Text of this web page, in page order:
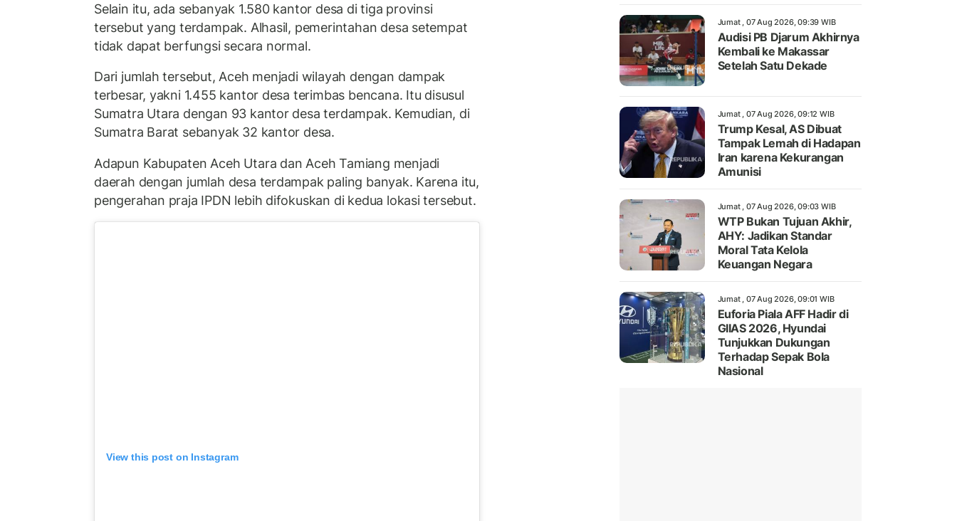
Selain itu, ada sebanyak 1.580 kantor desa di tiga provinsi
tersebut yang terdampak. Alhasil, pemerintahan desa setempat
tidak dapat berfungsi secara normal.
Dari jumlah tersebut, Aceh menjadi wilayah dengan dampak
terbesar, yakni 1.455 kantor desa terimbas bencana. Itu disusul
Sumatra Utara dengan 93 kantor desa terdampak. Kemudian, di
Sumatra Barat sebanyak 32 kantor desa.
Adapun Kabupaten Aceh Utara dan Aceh Tamiang menjadi
daerah dengan jumlah desa terdampak paling banyak. Karena itu,
pengerahan praja IPDN lebih difokuskan di kedua lokasi tersebut.
View this post on Instagram
Jumat , 07 Aug 2026, 09:39 WIB
Audisi PB Djarum Akhirnya
Kembali ke Makassar
Setelah Satu Dekade
Jumat , 07 Aug 2026, 09:12 WIB
Trump Kesal, AS Dibuat
Tampak Lemah di Hadapan
Iran karena Kekurangan
Amunisi
Jumat , 07 Aug 2026, 09:03 WIB
WTP Bukan Tujuan Akhir,
AHY: Jadikan Standar
Moral Tata Kelola
Keuangan Negara
Jumat , 07 Aug 2026, 09:01 WIB
Euforia Piala AFF Hadir di
GIIAS 2026, Hyundai
Tunjukkan Dukungan
Terhadap Sepak Bola
Nasional